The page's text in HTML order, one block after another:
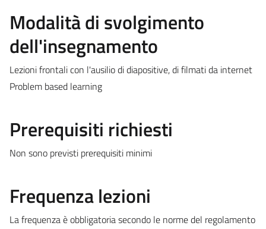
Modalità di svolgimento
dell'insegnamento
Lezioni frontali con l'ausilio di diapositive, di filmati da internet
Problem based learning
Prerequisiti richiesti
Non sono previsti prerequisiti minimi
Frequenza lezioni
La frequenza è obbligatoria secondo le norme del regolamento